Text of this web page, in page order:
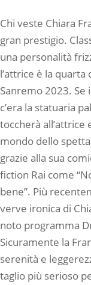
Chi veste Chiara
gran prestigio.
una personalità
l’attrice è la
Sanremo 2023.
c’era la statuaria
toccherà all’attrice
mondo dello
grazie alla sua
fiction Rai come
bene”. Più
verve ironica di
noto programma
Sicuramente la
serenità e
taglio più serioso